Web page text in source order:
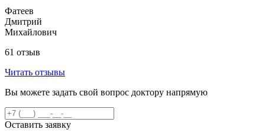
Фатеев
Дмитрий
Михайлович
61 отзыв
Читать отзывы
Вы можете задать свой вопрос доктору напрямую
Оставить заявку